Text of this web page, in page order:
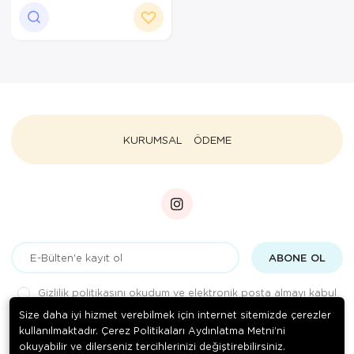
Ortopedi Ürünleri
Ortopedi Ürünleri
Ortopedi Ürünleri
Sarf Malzemeleri
Yara Bakım Ürünleri
KURUMSAL ÖDEME
ABONE OL
Gizlilik politikasını okudum ve elektronik posta almayı kabul
Size daha iyi hizmet verebilmek için internet sitemizde çerezler
kullanılmaktadır. Çerez Politikaları Aydınlatma Metni’ni
okuyabilir ve dilerseniz tercihlerinizi değiştirebilirsiniz.